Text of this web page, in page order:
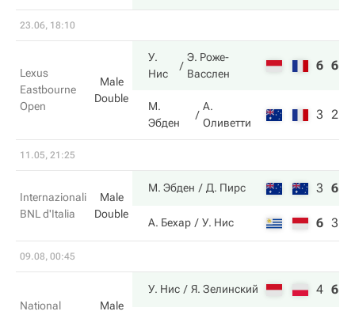
23.06, 18:10
Lexus
Eastbourne
Open
Male
Double
У.
Нис
Э. Роже-
Васслен
6 6
М.
Эбден
А.
Оливетти
3 2
11.05, 21:25
Internazionali
BNL d'Italia
Male
Double
М. Эбден Д. Пирс 3 6
А. Бехар У. Нис 6 3
09.08, 00:45
National
Male
У. Нис Я. Зелинский 4 6